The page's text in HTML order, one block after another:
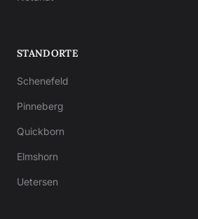
STANDORTE
Schenefeld
Pinneberg
Quickborn
Elmshorn
Uetersen